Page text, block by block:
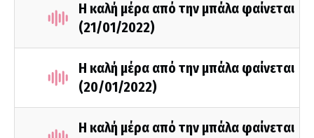
Η καλή μέρα από την μπάλα φαίνεται
(21/01/2022)
Η καλή μέρα από την μπάλα φαίνεται
(20/01/2022)
Η καλή μέρα από την μπάλα φαίνεται